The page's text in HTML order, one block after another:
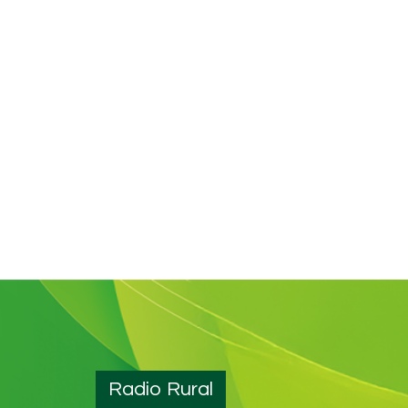
Radio Rural